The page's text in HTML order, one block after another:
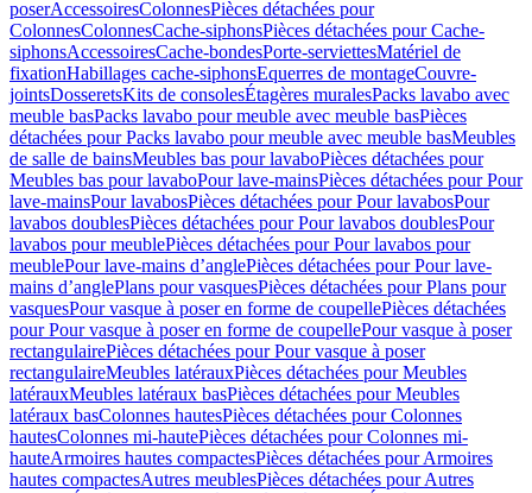
poserAccessoiresColonnesPièces détachées pour
ColonnesColonnesCache-siphonsPièces détachées pour Cache-
siphonsAccessoiresCache-bondesPorte-serviettesMatériel de
fixationHabillages cache-siphonsEquerres de montageCouvre-
jointsDosseretsKits de consolesÉtagères muralesPacks lavabo avec
meuble basPacks lavabo pour meuble avec meuble basPièces
détachées pour Packs lavabo pour meuble avec meuble basMeubles
de salle de bainsMeubles bas pour lavaboPièces détachées pour
Meubles bas pour lavaboPour lave-mainsPièces détachées pour Pour
lave-mainsPour lavabosPièces détachées pour Pour lavabosPour
lavabos doublesPièces détachées pour Pour lavabos doublesPour
lavabos pour meublePièces détachées pour Pour lavabos pour
meublePour lave-mains d’anglePièces détachées pour Pour lave-
mains d’anglePlans pour vasquesPièces détachées pour Plans pour
vasquesPour vasque à poser en forme de coupellePièces détachées
pour Pour vasque à poser en forme de coupellePour vasque à poser
rectangulairePièces détachées pour Pour vasque à poser
rectangulaireMeubles latérauxPièces détachées pour Meubles
latérauxMeubles latéraux basPièces détachées pour Meubles
latéraux basColonnes hautesPièces détachées pour Colonnes
hautesColonnes mi-hautePièces détachées pour Colonnes mi-
hauteArmoires hautes compactesPièces détachées pour Armoires
hautes compactesAutres meublesPièces détachées pour Autres